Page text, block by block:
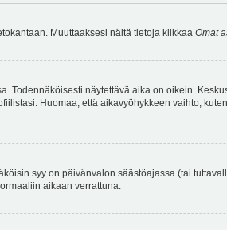
Muuttaaksesi näitä tietoja klikkaa Omat
Todennäköisesti näytettävä aika on oikein.
Huomaa, että aikavyöhykkeen vaihto,
syy on päivänvalon säästöajassa (tai
aikaan verrattuna.